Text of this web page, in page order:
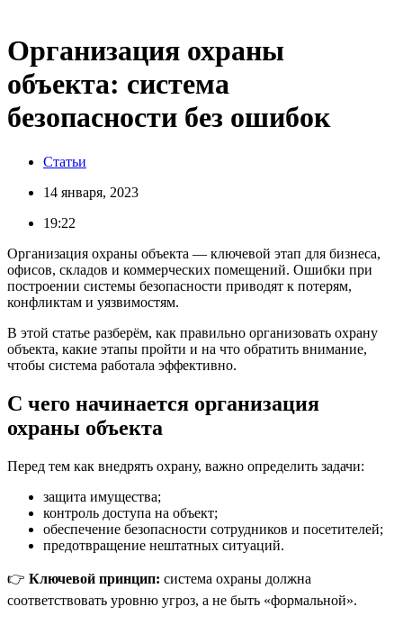
Организация охраны
объекта: система
безопасности без ошибок
Статьи
14 января, 2023
19:22
Организация охраны объекта — ключевой этап для бизнеса,
офисов, складов и коммерческих помещений. Ошибки при
построении системы безопасности приводят к потерям,
конфликтам и уязвимостям.
В этой статье разберём, как правильно организовать охрану
объекта, какие этапы пройти и на что обратить внимание,
чтобы система работала эффективно.
С чего начинается организация
охраны объекта
Перед тем как внедрять охрану, важно определить задачи:
защита имущества;
контроль доступа на объект;
обеспечение безопасности сотрудников и посетителей;
предотвращение нештатных ситуаций.
👉 Ключевой принцип: система охраны должна
соответствовать уровню угроз, а не быть «формальной».